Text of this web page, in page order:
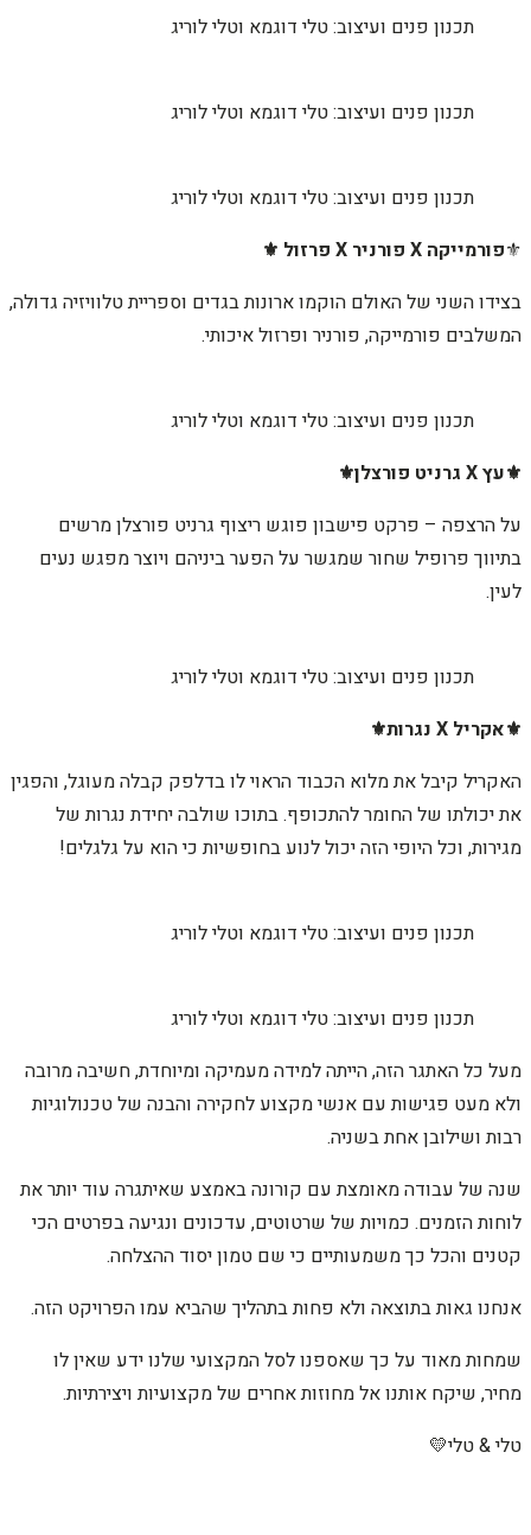
תכנון פנים ועיצוב: טלי דוגמא וטלי לוריג
תכנון פנים ועיצוב: טלי דוגמא וטלי לוריג
תכנון פנים ועיצוב: טלי דוגמא וטלי לוריג
⚜️פורמייקה X פורניר X פרזול ⚜️
בצידו השני של האולם הוקמו ארונות בגדים וספריית טלוויזיה גדולה,
המשלבים פורמייקה, פורניר ופרזול איכותי.
תכנון פנים ועיצוב: טלי דוגמא וטלי לוריג
⚜️עץ X גרניט פורצלן⚜️
על הרצפה – פרקט פישבון פוגש ריצוף גרניט פורצלן מרשים
בתיווך פרופיל שחור שמגשר על הפער ביניהם ויוצר מפגש נעים
לעין.
תכנון פנים ועיצוב: טלי דוגמא וטלי לוריג
⚜️אקריל X נגרות⚜️
האקריל קיבל את מלוא הכבוד הראוי לו בדלפק קבלה מעוגל, והפגין
את יכולתו של החומר להתכופף. בתוכו שולבה יחידת נגרות של
מגירות, וכל היופי הזה יכול לנוע בחופשיות כי הוא על גלגלים!
תכנון פנים ועיצוב: טלי דוגמא וטלי לוריג
תכנון פנים ועיצוב: טלי דוגמא וטלי לוריג
מעל כל האתגר הזה, הייתה למידה מעמיקה ומיוחדת, חשיבה מרובה
ולא מעט פגישות עם אנשי מקצוע לחקירה והבנה של טכנולוגיות
רבות ושילובן אחת בשניה.
שנה של עבודה מאומצת עם קורונה באמצע שאיתגרה עוד יותר את
לוחות הזמנים. כמויות של שרטוטים, עדכונים ונגיעה בפרטים הכי
קטנים והכל כך משמעותיים כי שם טמון יסוד ההצלחה.
אנחנו גאות בתוצאה ולא פחות בתהליך שהביא עמו הפרויקט הזה.
שמחות מאוד על כך שאספנו לסל המקצועי שלנו ידע שאין לו
מחיר, שיקח אותנו אל מחוזות אחרים של מקצועיות ויצירתיות.
טלי & טלי💛